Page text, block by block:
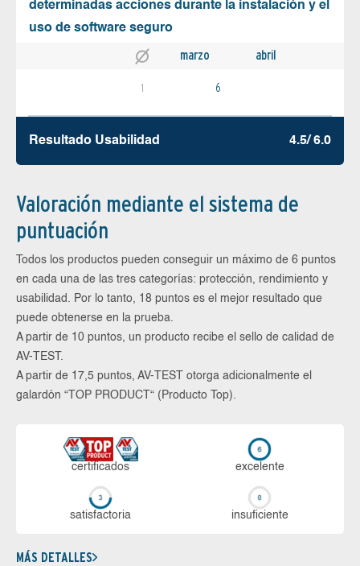
determinadas acciones durante la instalación y el
uso de software seguro
marzo abril
1 6
Resultado Usabilidad 4.5/ 6.0
Valoración mediante el sistema de
puntuación
Todos los productos pueden conseguir un máximo de 6 puntos
en cada una de las tres categorías: protección, rendimiento y
usabilidad. Por lo tanto, 18 puntos es el mejor resultado que
puede obtenerse en la prueba.
A partir de 10 puntos, un producto recibe el sello de calidad de
AV-TEST.
A partir de 17,5 puntos, AV-TEST otorga adicionalmente el
galardón “TOP PRODUCT“ (Producto Top).
certi­ficados ex­ce­len­te
sa­tis­fac­to­ria in­su­fi­cien­te
MÁS DETALLES